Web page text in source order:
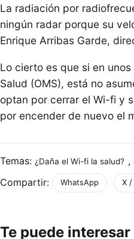
La radiación por
ningún radar porque su
Enrique Arribas Garde,
Lo cierto es que si en
Salud (OMS), está no
optan por cerrar el Wi-fi y
por encender de nuevo el
Temas: ¿Daña el Wi-fi la salud? ,
Compartir: WhatsApp X
Te puede interesar